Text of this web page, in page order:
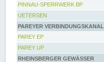
PINNAU-SPERRWERK BP
UETERSEN
PAREYER VERBINDUNGSKANAL
PAREY EP
PAREY UP
RHEINSBERGER GEWÄSSER